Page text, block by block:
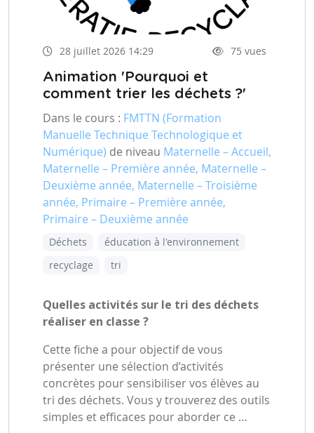
28 juillet 2026 14:29 75 vues
Animation 'Pourquoi et
comment trier les déchets ?'
Dans le cours : FMTTN (Formation
Manuelle Technique Technologique et
Numérique) de niveau Maternelle – Accueil,
Maternelle – Première année, Maternelle –
Deuxième année, Maternelle – Troisième
année, Primaire – Première année,
Primaire – Deuxième année
Déchets
éducation à l'environnement
recyclage
tri
Quelles activités sur le tri des déchets
réaliser en classe ?
Cette fiche a pour objectif de vous
présenter une sélection d’activités
concrètes pour sensibiliser vos élèves au
tri des déchets. Vous y trouverez des outils
simples et efficaces pour aborder ce …